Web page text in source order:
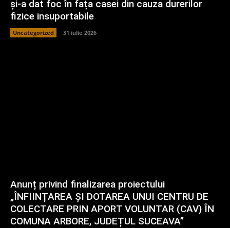
și-a dat foc în fața casei din cauza durerilor
fizice insuportabile
Uncategorized 31 iulie 2026
Anunț privind finalizarea proiectului
„ÎNFIINȚAREA ȘI DOTAREA UNUI CENTRU DE
COLECTARE PRIN APORT VOLUNTAR (CAV) ÎN
COMUNA ARBORE, JUDEȚUL SUCEAVA”